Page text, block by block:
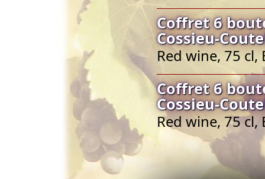
Coffret 6
Cossieu-
Red wine, 75
Coffret 6
Cossieu-
Red wine, 75